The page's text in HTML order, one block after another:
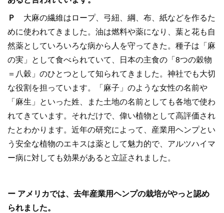
Ｐ 大麻の繊維はロープ、弓紐、綱、布、紙などを作るた
めに使われてきました。油は燃料や薬になり、葉と花も自
然薬としていろいろな病から人を守ってきた。種子は「麻
の実」として食べられていて、日本の主食の「8つの穀物
＝八穀」のひとつとして知られてきました。神社でも大切
な役割を担っています。「麻子」のような女性の名前や
「麻生」といった姓、また土地の名前としても各地で使わ
れてきています。それだけで、偉い植物として高評価され
たとわかります。近年の研究によって、産業用ヘンプとい
う安全な植物のエキスは薬として魅力的で、アルツハイマ
ー病に対しても効果があると立証されました。
ー アメリカでは、去年産業用ヘンプの栽培がやっと認め
られました。